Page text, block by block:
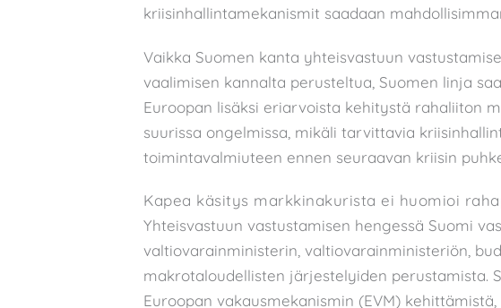
kriisinhallintamekanismit saadaan
Vaikka Suomen kanta yhteisvastuun
vaalimisen kannalta perusteltua, Suomen linja
Euroopan lisäksi eriarvoista kehitystä rahaliiton
suurissa ongelmissa, mikäli tarvittavia
toimintavalmiuteen ennen seuraavan kriisin
Kapea käsitys markkinakurista ei huomioi
Yhteisvastuun vastustamisen hengessä Suomi
valtiovarainministerin, valtiovarainministeriön,
makrotaloudellisten järjestelyiden perustamista.
Euroopan vakausmekanismin (EVM)